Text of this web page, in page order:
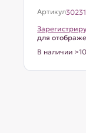
Артикул
для
В наличии